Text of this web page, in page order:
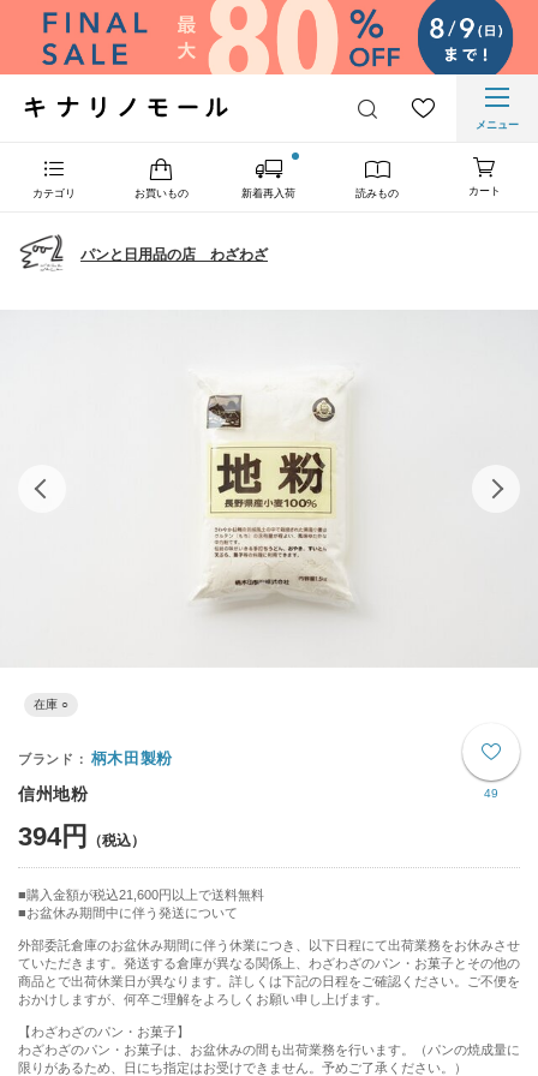
メニュー
カテゴリ お買いもの 新着再入荷 読みもの カート
パンと日用品の店 わざわざ
在庫 ○
49
柄木田製粉
信州地粉
394円
購入金額が税込21,600円以上で送料無料
お盆休み期間中に伴う発送について
外部委託倉庫のお盆休み期間に伴う休業につき、以下日程にて出荷業務をお休みさせ
ていただきます。発送する倉庫が異なる関係上、わざわざのパン・お菓子とその他の
商品とで出荷休業日が異なります。詳しくは下記の日程をご確認ください。ご不便を
おかけしますが、何卒ご理解をよろしくお願い申し上げます。
【わざわざのパン・お菓子】
わざわざのパン・お菓子は、お盆休みの間も出荷業務を行います。（パンの焼成量に
限りがあるため、日にち指定はお受けできません。予めご了承ください。）